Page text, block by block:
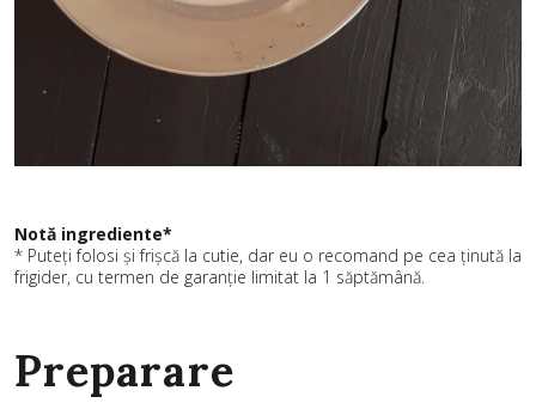
Notă ingrediente*
* Puteți folosi și frișcă la cutie, dar eu o recomand pe cea ținută la
frigider, cu termen de garanție limitat la 1 săptămână.
Preparare